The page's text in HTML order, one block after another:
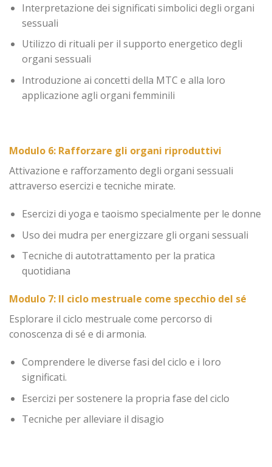
Interpretazione dei significati simbolici degli organi
sessuali
Utilizzo di rituali per il supporto energetico degli
organi sessuali
Introduzione ai concetti della MTC e alla loro
applicazione agli organi femminili
Modulo 6: Rafforzare gli organi riproduttivi
Attivazione e rafforzamento degli organi sessuali
attraverso esercizi e tecniche mirate.
Esercizi di yoga e taoismo specialmente per le donne
Uso dei mudra per energizzare gli organi sessuali
Tecniche di autotrattamento per la pratica
quotidiana
Modulo 7: Il ciclo mestruale come specchio del sé
Esplorare il ciclo mestruale come percorso di
conoscenza di sé e di armonia.
Comprendere le diverse fasi del ciclo e i loro
significati.
Esercizi per sostenere la propria fase del ciclo
Tecniche per alleviare il disagio